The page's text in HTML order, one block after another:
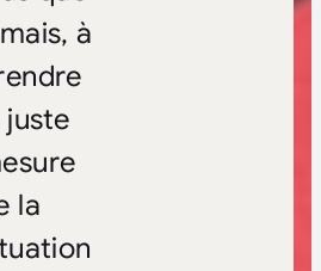
à
juste
la